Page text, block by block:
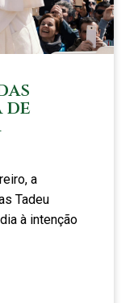
de
a
Tadeu
à intenção